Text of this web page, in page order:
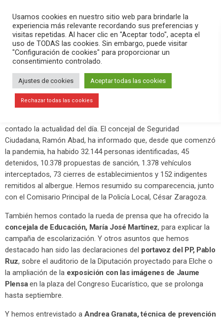
search menu pause PLAY
mayo 20, 2020
32.144 identificados y 10.378
propuestas de sanción en Elche
desde que comenzó la pandemia
contado la actualidad del día. El concejal de Seguridad
Ciudadana, Ramón Abad, ha informado que, desde que comenzó
la pandemia, ha habido 32.144 personas identificadas, 45
detenidos, 10.378 propuestas de sanción, 1.378 vehículos
interceptados, 73 cierres de establecimientos y 152 indigentes
remitidos al albergue. Hemos resumido su comparecencia, junto
con el Comisario Principal de la Policía Local, César Zaragoza.
También hemos contado la rueda de prensa que ha ofrecido la
concejala de Educación, María José Martínez, para explicar la
campaña de escolarización. Y otros asuntos que hemos
destacado han sido las declaraciones del portavoz del PP, Pablo
Ruz, sobre el auditorio de la Diputación proyectado para Elche o
la ampliación de la exposición con las imágenes de Jaume
Plensaen la plaza del Congreso Eucarístico, que se prolonga
hasta septiembre.
Y hemos entrevistado a Andrea Granata, técnica de prevención
Usamos cookies en nuestro sitio web para brindarle la
experiencia más relevante recordando sus preferencias y
visitas repetidas. Al hacer clic en "Aceptar todo", acepta el
uso de TODAS las cookies. Sin embargo, puede visitar
"Configuración de cookies" para proporcionar un
consentimiento controlado.
Ajustes de cookies Aceptar todas las cookies
Rechazar todas las cookies